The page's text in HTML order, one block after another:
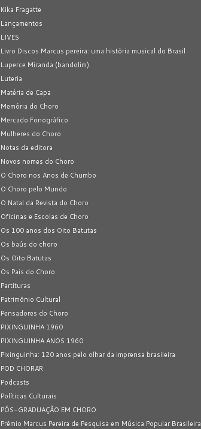
Kika Fragatte
Lançamentos
LIVES
Livro Discos Marcus pereira: uma história musical do Brasil
Luperce Miranda (bandolim)
Luteria
Matéria de Capa
Memória do Choro
Mercado Fonográfico
Mulheres do Choro
Notas da editora
Novos nomes do Choro
O Choro nos Anos de Chumbo
O Choro pelo Mundo
O Natal da Revista do Choro
Oficinas e Escolas de Choro
Os 100 anos dos Oito Batutas
Os baús do choro
Os Oito Batutas
Os Pais do Choro
Partituras
Patrimônio Cultural
Pensadores do Choro
PIXINGUINHA 1960
PIXINGUINHA ANOS 1960
Pixinguinha: 120 anos pelo olhar da imprensa brasileira
POD CHORAR
Podcasts
Políticas Culturais
PÓS-GRADUAÇÃO EM CHORO
Prêmio Marcus Pereira de Pesquisa em Música Popular Brasileira